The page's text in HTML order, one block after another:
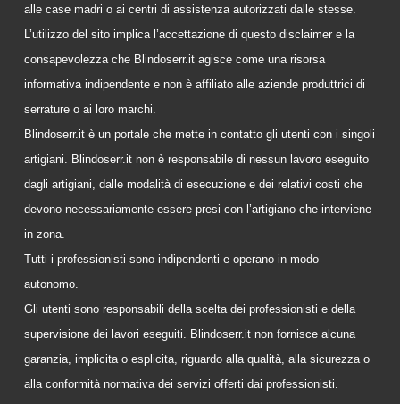
alle case madri o ai centri di assistenza autorizzati dalle stesse.
L’utilizzo del sito implica l’accettazione di questo disclaimer e la
consapevolezza che Blindoserr.it agisce come una risorsa
informativa indipendente e non è affiliato alle aziende produttrici di
serrature o ai loro marchi.
Blindoserr.it è un portale che mette in contatto gli utenti con i singoli
artigiani. Blindoserr.it non è responsabile di nessun lavoro eseguito
dagli artigiani, dalle modalità di esecuzione e dei relativi costi che
devono necessariamente essere presi con l’artigiano che interviene
in zona.
Tutti i professionisti sono indipendenti e operano in modo
autonomo.
Gli utenti sono responsabili della scelta dei professionisti e della
supervisione dei lavori eseguiti. Blindoserr.it non fornisce alcuna
garanzia, implicita o esplicita, riguardo alla qualità, alla sicurezza o
alla conformità normativa dei servizi offerti dai professionisti.